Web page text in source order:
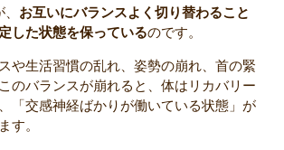
お互いにバランスよく切り替わること
した状態を保っているのです。
や生活習慣の乱れ、姿勢の崩れ、首の緊
のバランスが崩れると、体はリカバリー
「交感神経ばかりが働いている状態」が
す。